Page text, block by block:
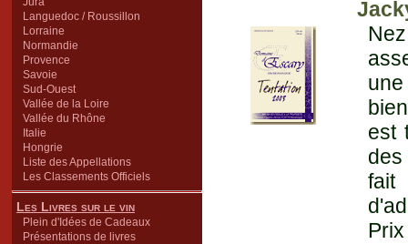
Languedoc / Roussillon
Lorraine
Normandie
Provence
Savoie
Sud-Ouest
Vallée de la Loire
Vallée du Rhône
Italie
Hongrie
Liste des Appellations
Les Classements Officiels
Les Livres sur le vin
Plein d'Idées de Cadeaux
Présentations de livres
est
fait